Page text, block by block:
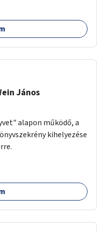
János
alapon működő, a
kihelyezése